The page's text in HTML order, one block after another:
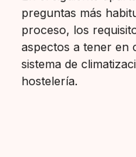
preguntas más
proceso, los
aspectos a tener en
sistema de
hostelería.